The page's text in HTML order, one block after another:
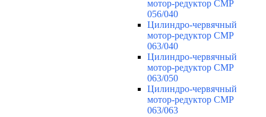
мотор-редуктор CMP
056/040
Цилиндро-червячный
мотор-редуктор CMP
063/040
Цилиндро-червячный
мотор-редуктор CMP
063/050
Цилиндро-червячный
мотор-редуктор CMP
063/063